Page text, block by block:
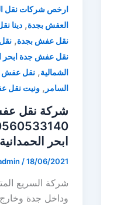
ارخص شركات نقل
العفش بجدة, دينا
نقل عفش بجدة,
نقل عفش جدة ابحر
الشمالية, نقل عفش
السامر , ونيت نقل
شركة نقل
ابحر
/18/06/2021
شركة السريع
وداخل جدة